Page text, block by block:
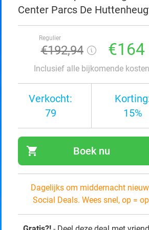
Center Parcs De
Regulier
€192,94 €164
Inclusief alle bijkomende kosten
Verkocht:
79
15%
shopping_cart Boek nu
Dagelijks om middernacht
Social Deals. Wees snel, op =